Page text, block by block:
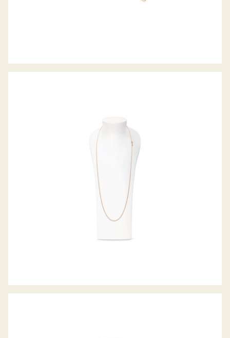
EIGHT COLLIER